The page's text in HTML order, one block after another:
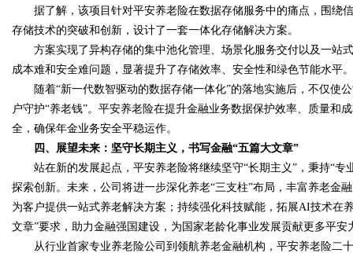
据了解，该项目针对平安养老险在数据存储服务中的痛点，围绕
存储技术的突破和创新，设计了一套一体化存储解决方案。
方案实现了异构存储的集中池化管理、场景化服务交付以及一站
成本难和安全难问题，显著提升了存储效率、安全性和绿色节能水平。
随着“新一代数智驱动的数据存储一体化”的落地实施后，不仅使
户守护“养老钱”。平安养老险在提升金融业务数据保护效率、质量和
全，确保年金业务安全平稳运作。
四、展望未来：坚守长期主义，书写金融“五篇大文章”
站在新的发展起点，平安养老险将继续坚守“长期主义”，秉持“专
探索创新。未来，公司将进一步深化养老“三支柱”布局，丰富养老金
为客户提供一站式养老解决方案；持续强化科技赋能，拓展AI技术在
文章”要求，助力金融强国建设，为国家老龄化事业发展贡献更多平安
从行业首家专业养老险公司到领航养老金融机构，平安养老险二